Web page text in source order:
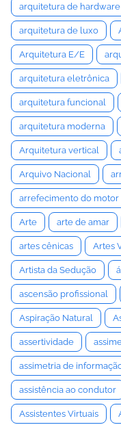
arquitetura de hardware
arquitetura de luxo
Arquitetura E/E
arquitetura eletrônica
arquitetura funcional
arquitetura moderna
Arquitetura vertical
Arquivo Nacional
arrefecimento do motor
Arte arte de amar
artes cênicas Artes
Artista da Sedução
ascensão profissional
Aspiração Natural
assertividade
assimetria de
assistência ao condutor
Assistentes Virtuais